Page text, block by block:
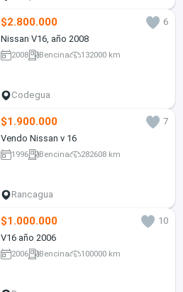
$2.800.000
6
Nissan V16, año 2008
2008 Bencina 132000 km
Codegua
$1.900.000
7
Vendo Nissan v 16
1996 Bencina 282608 km
Rancagua
$1.000.000
10
V16 año 2006
2006 Bencina 100000 km